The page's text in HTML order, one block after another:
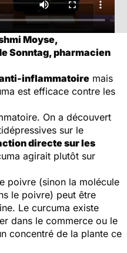
Moyse,
Sonntag, pharmacien
inflammatoire mais
est efficace contre les
On a découvert
sur le
directe sur les
agirait plutôt sur
poivre (sinon la molécule
le poivre) peut être
Le curcuma existe
dans le commerce ou le
concentré de la plante ce